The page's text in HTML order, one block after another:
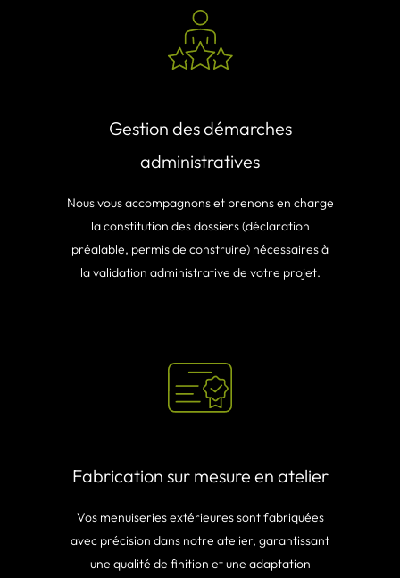
Gestion des démarches
administratives
Nous vous accompagnons et prenons en charge
la constitution des dossiers (déclaration
préalable, permis de construire) nécessaires à
la validation administrative de votre projet.
Fabrication sur mesure en atelier
Vos menuiseries extérieures sont fabriquées
avec précision dans notre atelier, garantissant
une qualité de finition et une adaptation